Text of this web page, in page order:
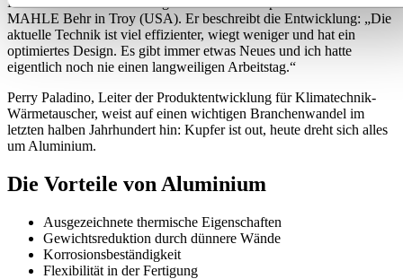
MAHLE Behr in Troy (USA). Er beschreibt die Entwicklung: „Die
aktuelle Technik ist viel effizienter, wiegt weniger und hat ein
optimiertes Design. Es gibt immer etwas Neues und ich hatte
eigentlich noch nie einen langweiligen Arbeitstag.“
Perry Paladino, Leiter der Produktentwicklung für Klimatechnik-
Wärmetauscher, weist auf einen wichtigen Branchenwandel im
letzten halben Jahrhundert hin: Kupfer ist out, heute dreht sich alles
um Aluminium.
Die Vorteile von Aluminium
Ausgezeichnete thermische Eigenschaften
Gewichtsreduktion durch dünnere Wände
Korrosionsbeständigkeit
Flexibilität in der Fertigung